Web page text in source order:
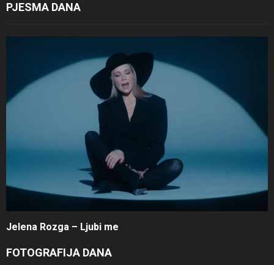
PJESMA DANA
Jelena Rozga – Ljubi me
FOTOGRAFIJA DANA